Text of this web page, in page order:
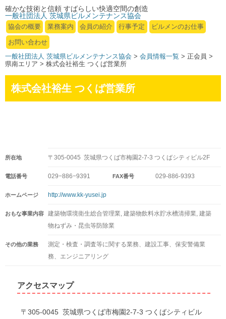
確かな技術と信頼 すばらしい快適空間の創造
一般社団法人 茨城県ビルメンテナンス協会
協会の概要 業務案内 会員の紹介 行事予定 ビルメンのお仕事
お問い合わせ
一般社団法人 茨城県ビルメンテナンス協会 > 会員情報一覧 > 正会員 >
県南エリア > 株式会社裕生 つくば営業所
株式会社裕生 つくば営業所
所在地 〒305-0045 茨城県つくば市梅園2-7-3 つくばシティビル2F
電話番号 029−886−9391 FAX番号 029-886-9393
ホームページ http://www.kk-yusei.jp
おもな事業内容
建築物環境衛生総合管理業, 建築物飲料水貯水槽清掃業, 建築
物ねずみ・昆虫等防除業
その他の業務
測定・検査・調査等に関する業務、建設工事、保安警備業
務、エンジニアリング
アクセスマップ
〒305-0045 茨城県つくば市梅園2-7-3 つくばシティビル